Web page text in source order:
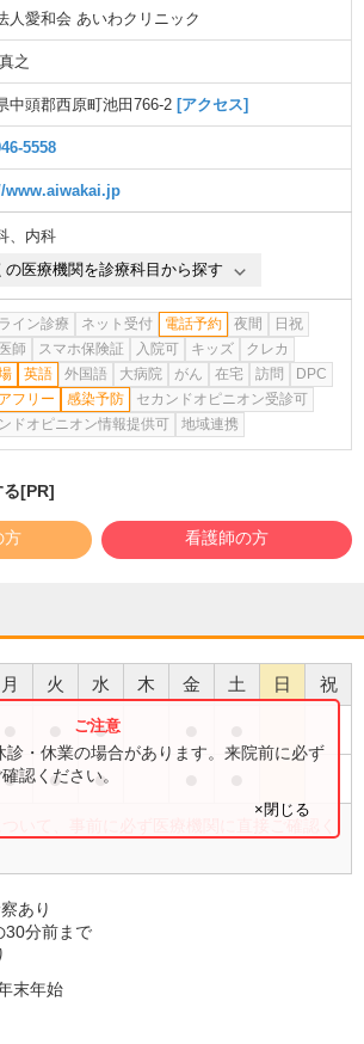
人愛和会 あいわクリニック
之
中頭郡西原町池田766-2 [アクセス]
5558
www.aiwakai.jp
、 内科
の医療機関を診療科目から探す
イン診療 ネット受付 電話予約 夜間
日祝
師
スマホ保険証 入院可 キッズ
クレカ
英語 外国語 大病院 がん 在宅 訪問
DPC
フリー
感染予防
セカンドオピニオン受診可
ドオピニオン情報提供可
地域連携
[PR]
方 看護師の方
月 火 水 木 金 土 日 祝
●
● ● ●
いて、事前に必ず医療機関に直接ご確認く
診・休業の場合があります。来院前に必ず
認ください。
×閉じる
あり
30分前まで
末年始